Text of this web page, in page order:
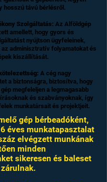
hosszú távú bérlésről.
Szolgáltatás: Az Alföldgép
amellett, hogy gyors és
nyújtson ügyfeleinek,
az adminisztratív folyamatokat és
kiszállítását.
A cég nagy
a biztonságra, biztosítva, hogy
megfeleljen a legmagasabb
és szabványoknak, így
munkatársait és projektjeit.
gép bérbeadóként,
éves munkatapasztalat
elvégzett munkának
minden
sikeresen és baleset